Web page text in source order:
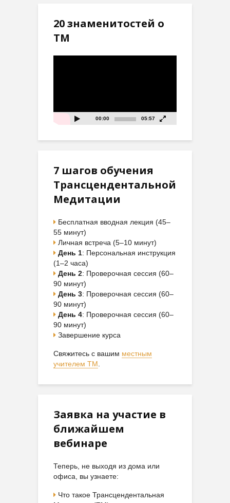
20 знаменитостей о
ТМ
00:00 05:57
7 шагов обучения
Трансцендентальной
Медитации
Бесплатная вводная лекция (45–
55 минут)
Личная встреча (5–10 минут)
День 1: Персональная инструкция
(1–2 часа)
День 2: Проверочная сессия (60–
90 минут)
День 3: Проверочная сессия (60–
90 минут)
День 4: Проверочная сессия (60–
90 минут)
Завершение курса
Свяжитесь с вашим местным
учителем ТМ
Заявка на участие в
ближайшем
вебинаре
Теперь, не выходя из дома или
офиса, вы узнаете:
Что такое Трансцендентальная